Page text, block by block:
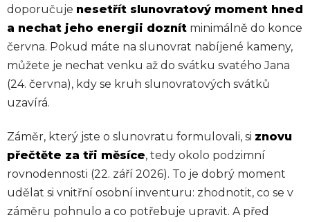
doporučuje nesetřít slunovratový moment hned
a nechat jeho energii doznít minimálně do konce
června. Pokud máte na slunovrat nabíjené kameny,
můžete je nechat venku až do svátku svatého Jana
(24. června), kdy se kruh slunovratových svátků
uzavírá.
Záměr, který jste o slunovratu formulovali, si znovu
přečtěte za tři měsíce, tedy okolo podzimní
rovnodennosti (22. září 2026). To je dobrý moment
udělat si vnitřní osobní inventuru: zhodnotit, co se v
záměru pohnulo a co potřebuje upravit. A před